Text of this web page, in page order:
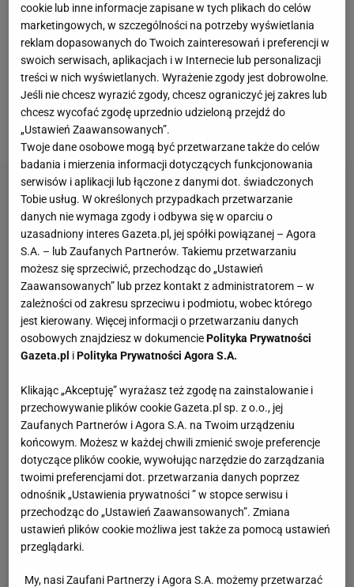
Mistrzostwa Europy w piłce nożnej kobiet dobiegły
końca. Znamy najważniejsze rozstrzygnięcia
turnieju. Padł on łupem Anglii, która w niedzielnym
finale pokonała po rzutach karnych Hiszpanię. Kto
wie, czy triumf byłby możliwy, gdyby nie sprytna
sztuczka.
cookie lub inne informacje zapisane w tych plikach do celów
marketingowych, w szczególności na potrzeby wyświetlania
reklam dopasowanych do Twoich zainteresowań i preferencji w
swoich serwisach, aplikacjach i w Internecie lub personalizacji
treści w nich wyświetlanych. Wyrażenie zgody jest dobrowolne.
Jeśli nie chcesz wyrazić zgody, chcesz ograniczyć jej zakres lub
chcesz wycofać zgodę uprzednio udzieloną przejdź do
„Ustawień Zaawansowanych”.
Twoje dane osobowe mogą być przetwarzane także do celów
badania i mierzenia informacji dotyczących funkcjonowania
serwisów i aplikacji lub łączone z danymi dot. świadczonych
Tobie usług. W określonych przypadkach przetwarzanie
danych nie wymaga zgody i odbywa się w oparciu o
uzasadniony interes Gazeta.pl, jej spółki powiązanej – Agora
S.A. – lub Zaufanych Partnerów. Takiemu przetwarzaniu
możesz się sprzeciwić, przechodząc do „Ustawień
Zaawansowanych” lub przez kontakt z administratorem – w
zależności od zakresu sprzeciwu i podmiotu, wobec którego
jest kierowany. Więcej informacji o przetwarzaniu danych
osobowych znajdziesz w dokumenciePolityka Prywatności
Gazeta.pl iPolityka Prywatności Agora S.A.
Klikając „Akceptuję” wyrażasz też zgodę na zainstalowanie i
przechowywanie plików cookie Gazeta.pl sp. z o.o., jej
Zaufanych Partnerów i Agora S.A. na Twoim urządzeniu
końcowym. Możesz w każdej chwili zmienić swoje preferencje
dotyczące plików cookie, wywołując narzędzie do zarządzania
twoimi preferencjami dot. przetwarzania danych poprzez
odnośnik „Ustawienia prywatności ” w stopce serwisu i
przechodząc do „Ustawień Zaawansowanych”. Zmiana
ustawień plików cookie możliwa jest także za pomocą ustawień
przeglądarki.
My, nasi Zaufani Partnerzy i Agora S.A. możemy przetwarzać